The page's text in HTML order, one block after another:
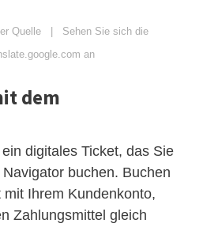
Quelle | Sehen Sie sich die
an
dem
digitales Ticket, das Sie
buchen. Buchen
Ihrem Kundenkonto,
Zahlungsmittel gleich